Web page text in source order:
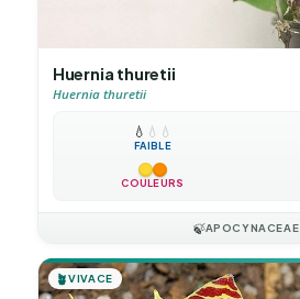
Huernia thuretii
Huernia thuretii
💧 💧 💧
FAIBLE
COULEURS
🍃APOCYNACEAE
🪴VIVACE